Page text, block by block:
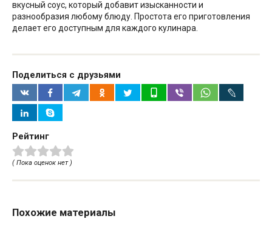
вкусный соус, который добавит изысканности и
разнообразия любому блюду. Простота его приготовления
делает его доступным для каждого кулинара.
Поделиться с друзьями
Рейтинг
( Пока оценок нет )
Похожие материалы